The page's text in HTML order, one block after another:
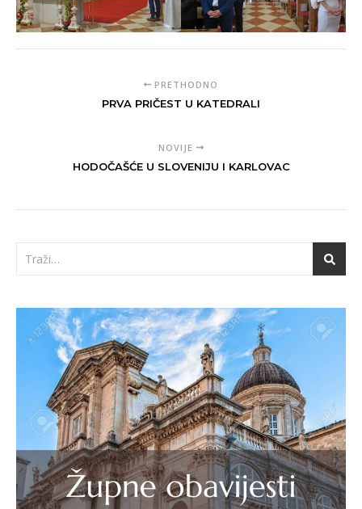
PRETHODNO
PRVA PRIČEST U KATEDRALI
NOVIJE
HODOČAŠĆE U SLOVENIJU I KARLOVAC